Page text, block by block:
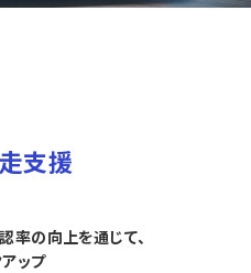
支援
率の向上を通じて、
ップ